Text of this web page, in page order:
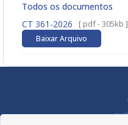
Todos os documentos
CT 361-2026
[ pdf - 305kb ]
Baixar Arquivo